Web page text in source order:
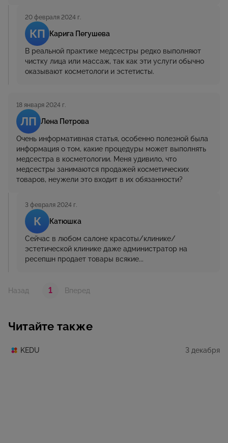
КП Карига Пегушева
20 февраля 2024 г.
В реальной практике медсестры редко выполняют
чистку лица или массаж, так как эти услуги обычно
оказывают косметологи и эстетисты.
ЛП Лена Петрова
18 января 2024 г.
Очень информативная статья, особенно полезной была
информация о том, какие процедуры может выполнять
медсестра в косметологии. Меня удивило, что
медсестры занимаются продажей косметических
товаров, неужели это входит в их обязанности?
К Катюшка
3 февраля 2024 г.
Сейчас в любом салоне красоты/клинике/
эстетической клинике даже администратор на
ресепшн продает товары всякие...
Назад 1 Вперед
Читайте также
KEDU 3 декабря